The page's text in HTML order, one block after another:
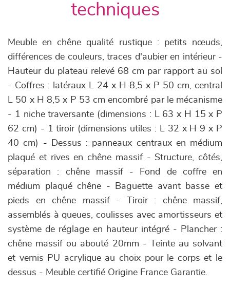
techniques
Meuble en chêne qualité rustique : petits nœuds,
différences de couleurs, traces d'aubier en intérieur -
Hauteur du plateau relevé 68 cm par rapport au sol
- Coffres : latéraux L 24 x H 8,5 x P 50 cm, central
L 50 x H 8,5 x P 53 cm encombré par le mécanisme
- 1 niche traversante (dimensions : L 63 x H 15 x P
62 cm) - 1 tiroir (dimensions utiles : L 32 x H 9 x P
40 cm) - Dessus : panneaux centraux en médium
plaqué et rives en chêne massif - Structure, côtés,
séparation : chêne massif - Fond de coffre en
médium plaqué chêne - Baguette avant basse et
pieds en chêne massif - Tiroir : chêne massif,
assemblés à queues, coulisses avec amortisseurs et
système de réglage en hauteur intégré - Plancher :
chêne massif ou abouté 20mm - Teinte au solvant
et vernis PU acrylique au choix pour le corps et le
dessus - Meuble certifié Origine France Garantie.